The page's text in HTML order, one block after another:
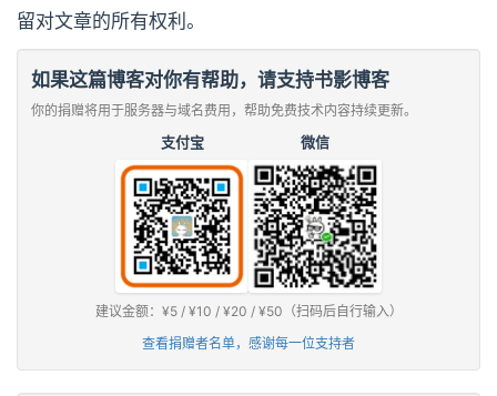
留对文章的所有权利。
如果这篇博客对你有帮助，请支持书影博客
你的捐赠将用于服务器与域名费用，帮助免费技术内容持续更新。
支付宝 微信
建议金额：¥5 / ¥10 / ¥20 / ¥50（扫码后自行输入）
查看捐赠者名单，感谢每一位支持者